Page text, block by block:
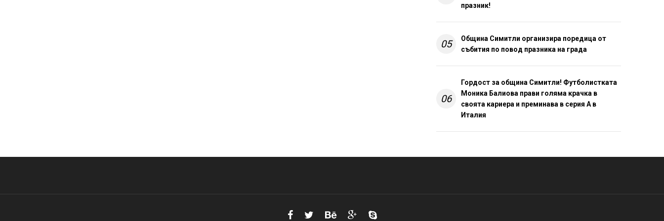
празник!
05
Община Симитли организира поредица от
събития по повод празника на града
06
Гордост за община Симитли! Футболистката
Моника Балиова прави голяма крачка в
своята кариера и преминава в серия А в
Италия